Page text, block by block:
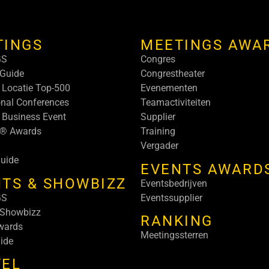
Top-500
Conferences
Event
Awards
& SHOWBIZZ
MEETINGS
Congres
Congrestheater
Evenementen
Teamactiviteiten
Supplier
Training
Vergader
EVENTS
Eventsbedrijven
Eventssupplier
RANKING
Meetingssterren